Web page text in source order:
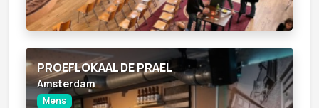
PROEFLOKAAL DE PRAEL
Amsterdam
Mens